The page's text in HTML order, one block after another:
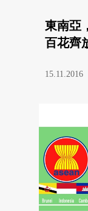
東南亞
百花齊
15.11.2016